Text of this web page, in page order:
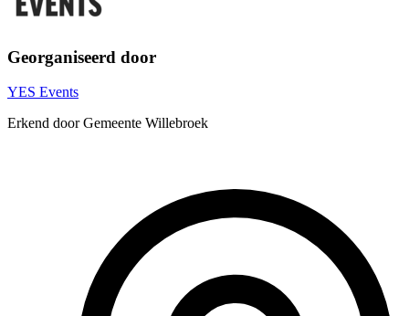
Georganiseerd door
YES Events
Erkend door Gemeente Willebroek